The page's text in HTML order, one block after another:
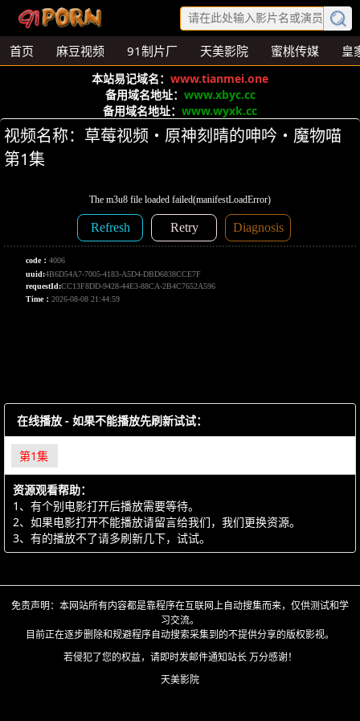
首页 麻豆视频 91制片厂 天美影院 蜜桃传媒 皇
本站易记域名： www.tianmei.one
备用域名地址： www.xbyc.cc
备用域名地址： www.wyxk.cc
视频名称：草莓视频・原神刻晴的呻吟・魔物喵
第1集
在线播放 - 如果不能播放先刷新试试：
第1集
资源观看帮助：
1、有个别电影打开后播放需要等待。
2、如果电影打开不能播放请留言给我们，我们更换资源。
3、有的播放不了请多刷新几下，试试。
免责声明：本网站所有内容都是靠程序在互联网上自动搜集而来，仅供测试和学
习交流。
目前正在逐步删除和规避程序自动搜索采集到的不提供分享的版权影视。
若侵犯了您的权益，请即时发邮件通知站长 万分感谢！
天美影院